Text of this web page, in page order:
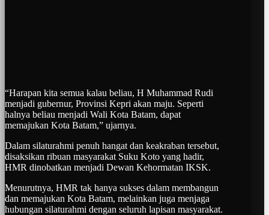
“Harapan kita semua kalau beliau, H Muhammad Rudi
menjadi gubernur, Provinsi Kepri akan maju. Seperti
halnya beliau menjadi Wali Kota Batam, dapat
memajukan Kota Batam,” ujarnya.
Dalam silaturahmi penuh hangat dan keakraban tersebut,
disaksikan ribuan masyarakat Suku Koto yang hadir,
HMR dinobatkan menjadi Dewan Kehormatan IKSK.
Menurutnya, HMR tak hanya sukses dalam membangun
dan memajukan Kota Batam, melainkan juga menjaga
hubungan silaturahmi dengan seluruh lapisan masyarakat.